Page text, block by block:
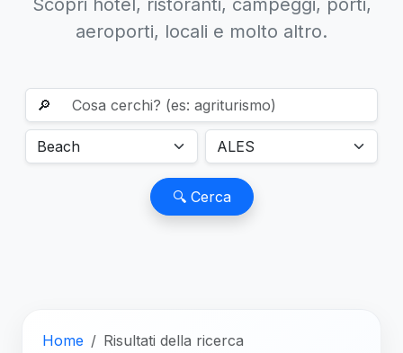
Scopri hotel, ristoranti, campeggi, porti,
aeroporti, locali e molto altro.
🔎
🔍 Cerca
Home Risultati della ricerca